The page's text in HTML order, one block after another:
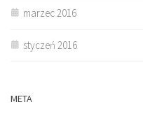
marzec 2016
styczeń 2016
META